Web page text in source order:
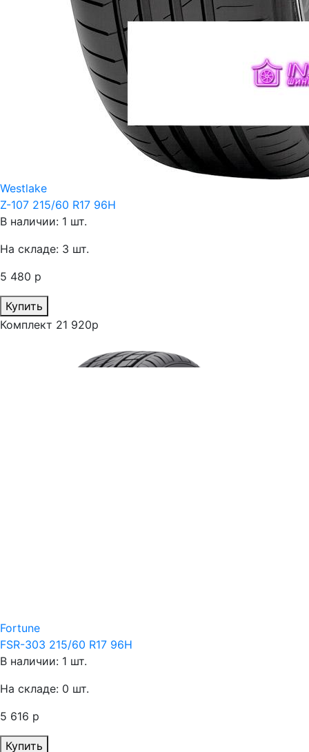
Westlake
Z-107 215/60 R17 96H
В наличии: 1 шт.
На складе: 3 шт.
5 480 р
Купить
Комплект 21 920р
Fortune
FSR-303 215/60 R17 96H
В наличии: 1 шт.
На складе: 0 шт.
5 616 р
Купить